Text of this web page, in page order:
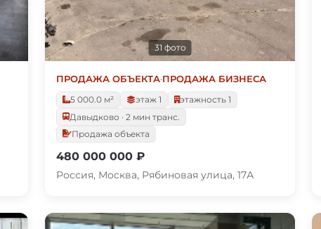
31 фото
ПРОДАЖА ОБЪЕКТА·ПРОДАЖА БИЗНЕСА
5 000.0 м²
этаж 1
этажность 1
Давыдково · 2 мин транс.
Продажа объекта
480 000 000 ₽
Россия, Москва, Рябиновая улица, 17А